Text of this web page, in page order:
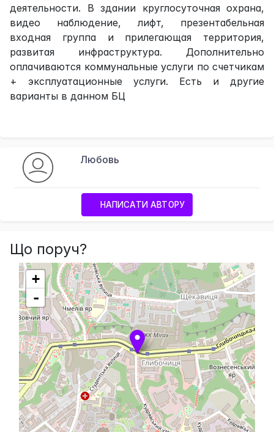
деятельности. В здании круглосуточная охрана,
видео наблюдение, лифт, презентабельная
входная группа и прилегающая территория,
развитая инфраструктура. Дополнительно
оплачиваются коммунальные услуги по счетчикам
+ эксплуатационные услуги. Есть и другие
варианты в данном БЦ
Любовь
НАПИСАТИ АВТОРУ
Що поруч?
+
-